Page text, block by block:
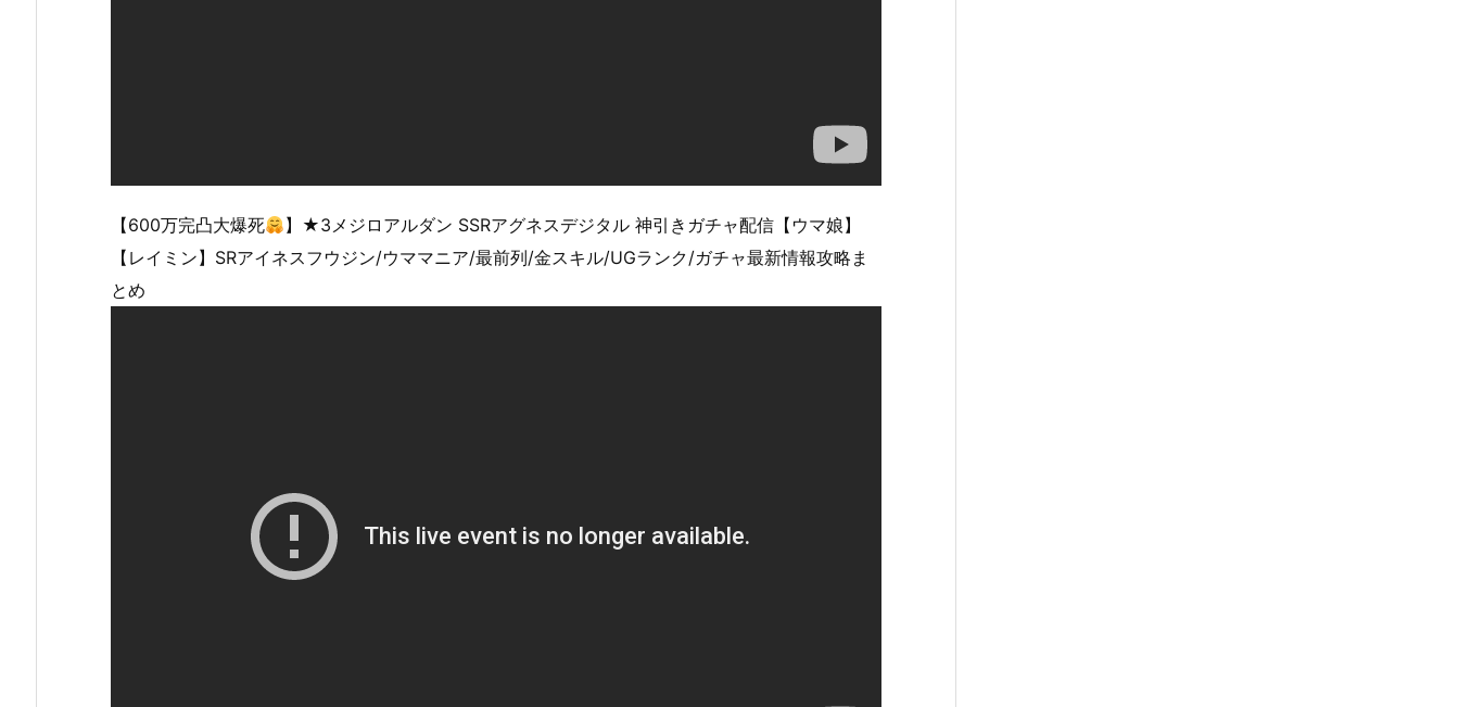
【600万完凸大爆死
】★3メジロアルダン SSRアグネスデジタル 神引きガチャ配信【ウマ娘】
【レイミン】SRアイネスフウジン/ウママニア/最前列/金スキル/UGランク/ガチャ最新情報攻略ま
とめ